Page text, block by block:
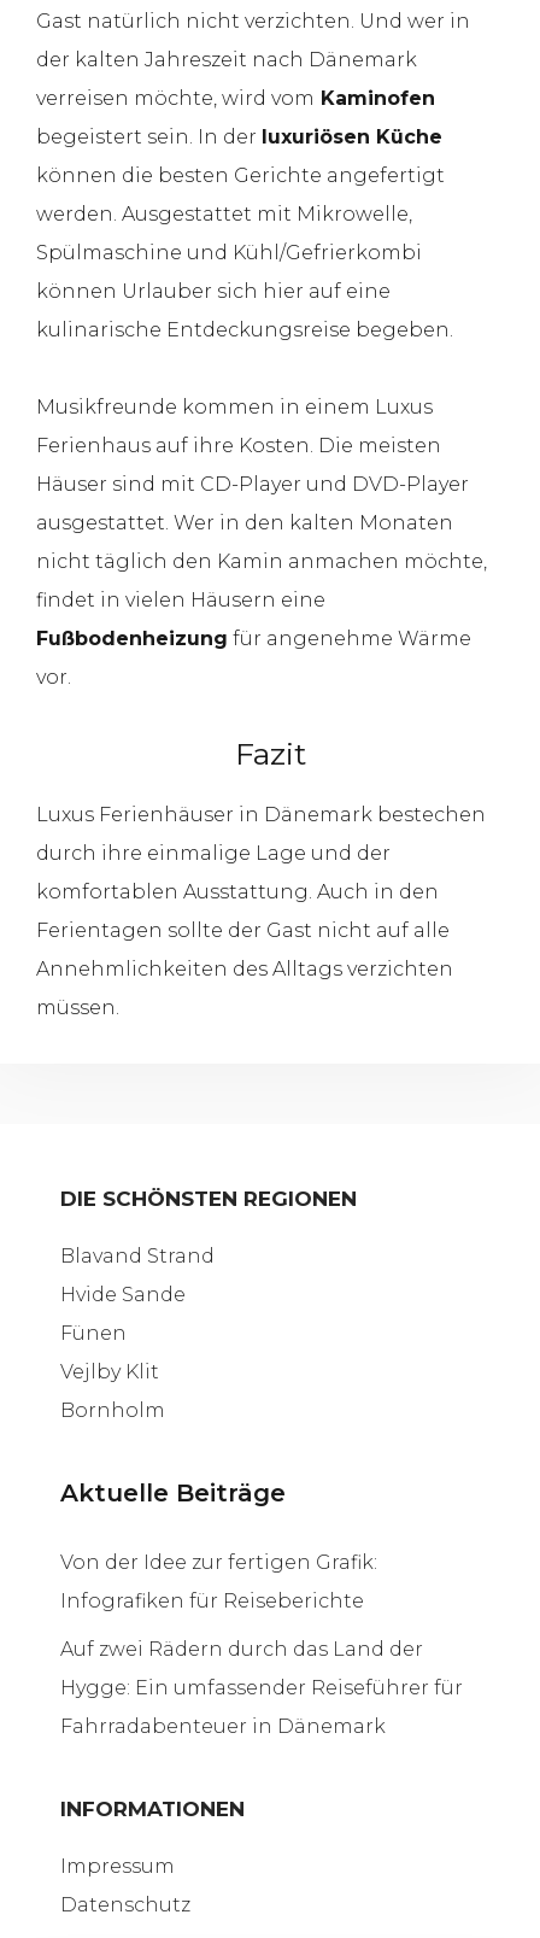
Gast natürlich nicht verzichten. Und wer in
der kalten Jahreszeit nach Dänemark
verreisen möchte, wird vom Kaminofen
begeistert sein. In der luxuriösen Küche
können die besten Gerichte angefertigt
werden. Ausgestattet mit Mikrowelle,
Spülmaschine und Kühl/Gefrierkombi
können Urlauber sich hier auf eine
kulinarische Entdeckungsreise begeben.
Musikfreunde kommen in einem Luxus
Ferienhaus auf ihre Kosten. Die meisten
Häuser sind mit CD-Player und DVD-Player
ausgestattet. Wer in den kalten Monaten
nicht täglich den Kamin anmachen möchte,
findet in vielen Häusern eine
Fußbodenheizung für angenehme Wärme
vor.
Fazit
Luxus Ferienhäuser in Dänemark bestechen
durch ihre einmalige Lage und der
komfortablen Ausstattung. Auch in den
Ferientagen sollte der Gast nicht auf alle
Annehmlichkeiten des Alltags verzichten
müssen.
DIE SCHÖNSTEN REGIONEN
Blavand Strand
Hvide Sande
Fünen
Vejlby Klit
Bornholm
Aktuelle Beiträge
Von der Idee zur fertigen Grafik:
Infografiken für Reiseberichte
Auf zwei Rädern durch das Land der
Hygge: Ein umfassender Reiseführer für
Fahrradabenteuer in Dänemark
INFORMATIONEN
Impressum
Datenschutz